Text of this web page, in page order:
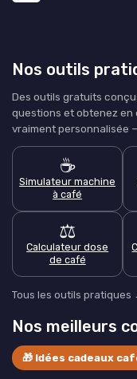
Nos outils
Des outils gratuits
questions et obtenez en
vraiment personnalisée
☕
Simulateur machine
à café
⚖️
Calculateur dose
de café
Tous les outils pratiques
Nos meilleurs
🎁 Idées cadeaux